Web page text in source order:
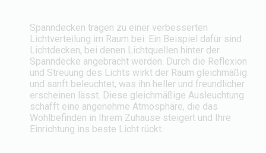
Spanndecken tragen zu einer verbesserten
Lichtverteilung im Raum bei. Ein Beispiel dafür sind
Lichtdecken, bei denen Lichtquellen hinter der
Spanndecke angebracht werden. Durch die Reflexion
und Streuung des Lichts wirkt der Raum gleichmäßig
und sanft beleuchtet, was ihn heller und freundlicher
erscheinen lässt. Diese gleichmäßige Ausleuchtung
schafft eine angenehme Atmosphäre, die das
Wohlbefinden in Ihrem Zuhause steigert und Ihre
Einrichtung ins beste Licht rückt.